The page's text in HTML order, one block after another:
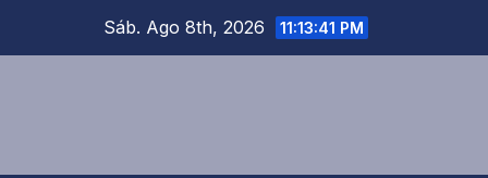
Sáb. Ago 8th, 2026 11:13:41 PM